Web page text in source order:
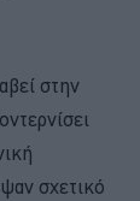
στην
σχετικό